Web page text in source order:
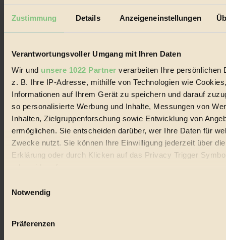
Zustimmung Details Anzeigeneinstellungen
Verantwortungsvoller Umgang mit Ihren Daten
Wir und unsere 1022 Partner verarbeiten Ihre persönlichen
z. B. Ihre IP-Adresse, mithilfe von Technologien wie
Informationen auf Ihrem Gerät zu speichern und darauf
so personalisierte Werbung und Inhalte, Messungen von
Inhalten, Zielgruppenforschung sowie Entwicklung von
ermöglichen. Sie entscheiden darüber, wer Ihre Daten für
Zwecke nutzt. Sie können Ihre Einwilligung jederzeit über
Erklärung oder durch Klicken auf das Privacy Trigger
oder widerrufen
Wenn Sie es erlauben, würden wir auch gerne:
Ihr Gerät durch aktives Scannen nach bestimmten
Notwendig
Präferenzen
Handels mit Bioprodukten, des Fair-Trade sowie der Branche
Social Media
22.601 Fans auf Facebook
3.415 Follower auf Twitter
Folge uns auf Instagram
Themen
Bio
Vegan